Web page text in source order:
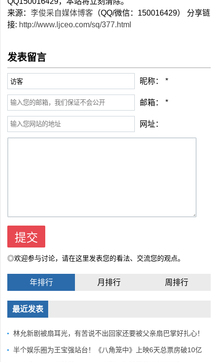
来源： 李俊采自媒体博客 （QQ/微信：150016429） 分享链
接: http://www.ljceo.com/sq/377.html
发表留言
昵称： *
邮箱： *
网址：
◎欢迎参与讨论，请在这里发表您的看法、交流您的观点。
年排行 月排行 周排行
最近发表
林允新剧被扇耳光，有苦说不出回家还要被父亲扇巴掌好扎心！
半个娱乐圈为王宝强站台！《八角笼中》上映6天总票房破10亿